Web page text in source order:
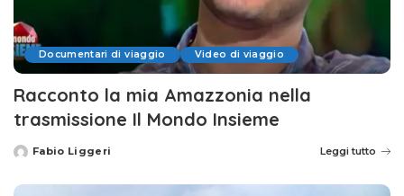
Documentari di viaggio Video di viaggio
Racconto la mia Amazzonia nella
trasmissione Il Mondo Insieme
Posted
Fabio Liggeri Leggi tutto